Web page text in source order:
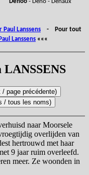
Paul Lanssens - Pour tout
Lanssens «««
naar Moorsele
overlijden van
hertrouwd met haar
9 jaar ruim overleefd.
meer. Ze woonden in